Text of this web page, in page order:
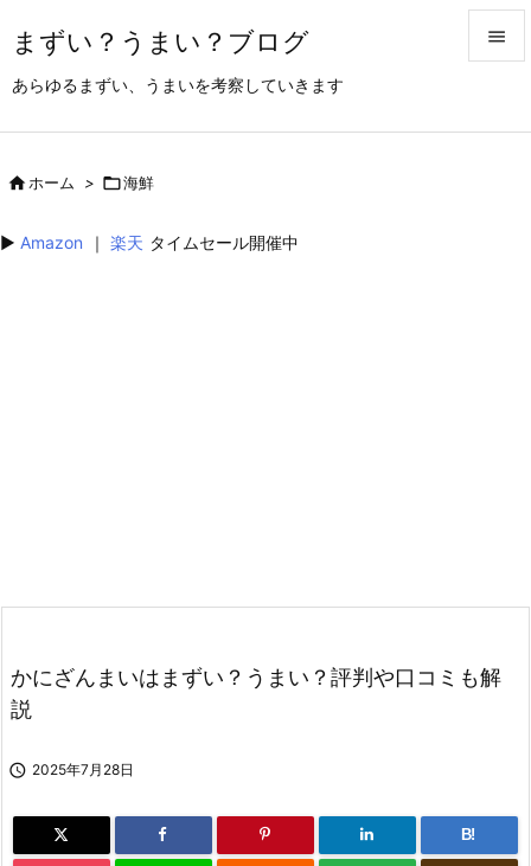
まずい？うまい？ブログ
あらゆるまずい、うまいを考察していきます

ホーム > 海鮮
▶︎ Amazon ｜ 楽天 タイムセール開催中
かにざんまいはまずい？うまい？評判や口コミも解
説
 2025年7月28日
B!